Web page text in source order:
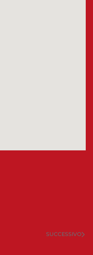
SUCCESSIVO